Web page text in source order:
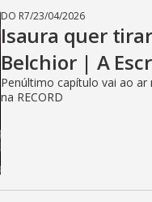
DO R7/23/04/2026
Isaura quer
Belchior | A
Penúltimo capítulo vai ao ar
na RECORD